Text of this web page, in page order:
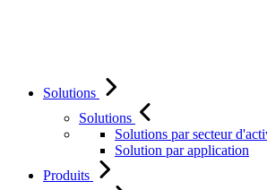
Solutions
Solutions
Solutions par secteur
Solution par application
Produits